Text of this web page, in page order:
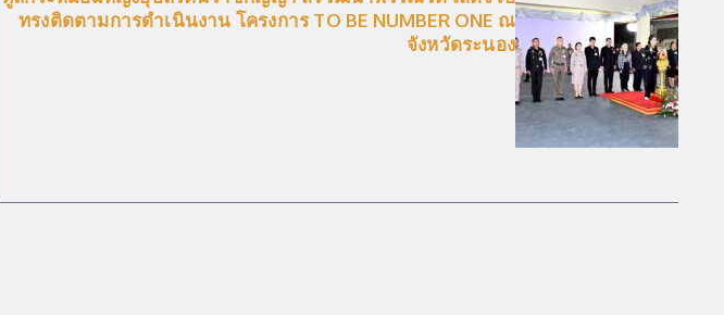
ทรงติดตามการดำเนินงาน โครงการ TO BE NUMBER ONE ณ
จังหวัดระนอง